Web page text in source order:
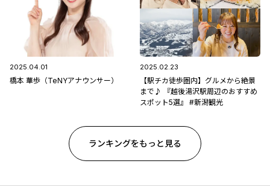
2025.04.01
橋本 華歩（TeNYアナウンサー）
2025.02.23
【駅チカ徒歩圏内】グルメから絶景
まで♪ 『越後湯沢駅周辺のおすすめ
スポット5選』 #新潟観光
ランキングをもっと見る